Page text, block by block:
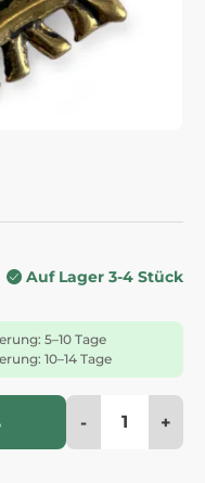
Auf Lager 3-4 Stück
5–10 Tage
10–14 Tage
- +